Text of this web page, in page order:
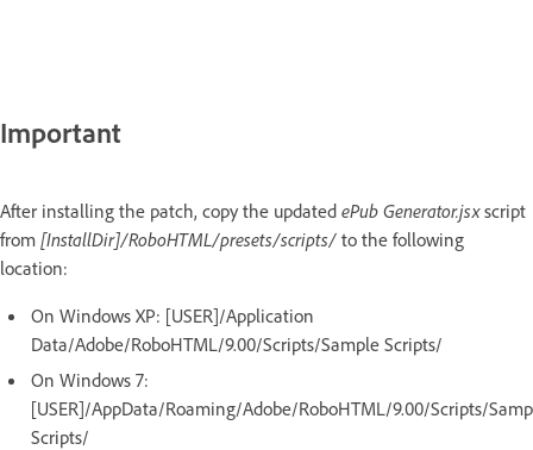
Important
After installing the patch, copy the updated ePub Generator.jsxscript
from [InstallDir]/RoboHTML/presets/scripts/ to the following
location:
On Windows XP: [USER]/Application
Data/Adobe/RoboHTML/9.00/Scripts/Sample Scripts/
On Windows 7:
[USER]/AppData/Roaming/Adobe/RoboHTML/9.00/Scripts/
Scripts/